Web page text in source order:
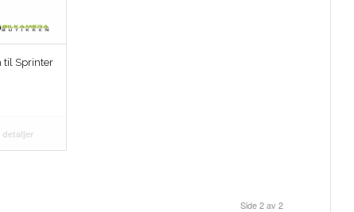
til Sprinter
detaljer
Side 2 av 2